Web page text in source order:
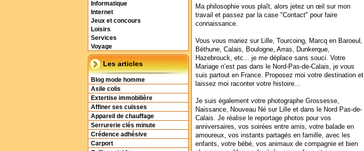
Informatique
Internet
Jeux et concours
Loisirs
Services
Voyage
Les articles
Blog mode homme
Asile colis
Extertise immobilière
Affiner ses cuisses
Appareil de chauffage
Serrurerie clés minute
Crédence adhésive
Carport
Ma philosophie vous plaît, alors jetez un œil sur mon
travail et passez par la case "Contact" pour faire
connaissance.
Vous vous mariez sur Lille, Tourcoing, Marcq en Baroeul,
Béthune, Calais, Boulogne, Arras, Dunkerque,
Hazebrouck, etc... je me déplace sans souci. Votre
Mariage n’est pas dans le Nord-Pas-de-Calais, je vous
suis partout en France. Proposez moi votre destination et
laissez moi raconter votre histoire...
Je suis également votre photographe Grossesse,
Naissance, Nouveau Né sur Lille et dans le Nord Pas-de-
Calais. Je réalise le reportage photos pour vos
anniversaires, vos soirées entre amis, votre balade en
amoureux, vos instants partagés en famille, avec les
enfants, votre bébé, vos animaux de compagnie et bien